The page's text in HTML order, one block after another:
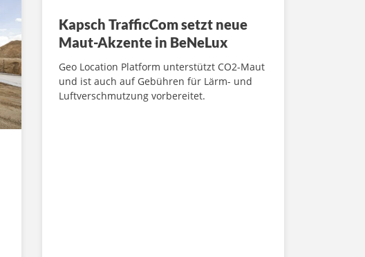
Kapsch TrafficCom setzt neue
Maut-Akzente in BeNeLux
Geo Location Platform unterstützt CO2-Maut
und ist auch auf Gebühren für Lärm- und
Luftverschmutzung vorbereitet.